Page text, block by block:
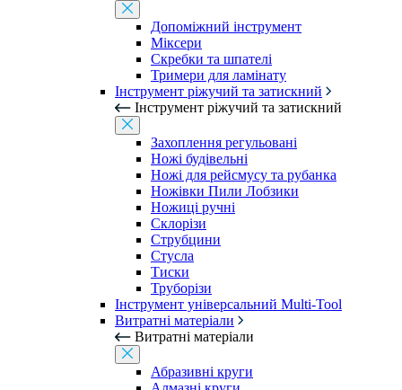
Допоміжний інструмент
Міксери
Скребки та шпателі
Тримери для ламінату
Інструмент ріжучий та затискний
Інструмент ріжучий та затискний
Захоплення регульовані
Ножі будівельні
Ножі для рейсмусу та рубанка
Ножівки Пили Лобзики
Ножиці ручні
Склорізи
Струбцини
Стусла
Тиски
Труборізи
Інструмент універсальний Multi-Tool
Витратні матеріали
Витратні матеріали
Абразивні круги